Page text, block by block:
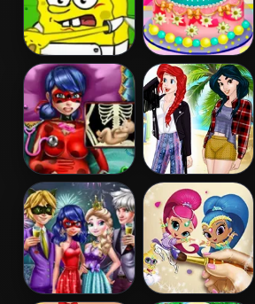
Spongebob
Restaurant
Barbies
Birthday Cake
Pregnant
Dotted Girl
Emergency
Princess
Coachella Style
Dress 1